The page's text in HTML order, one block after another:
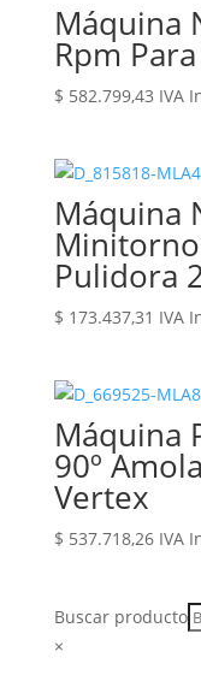
Máquina
Rpm
$ 582.799,43 IVA
Máquina
Pulidora
$ 173.437,31 IVA
Máquina
90º
Vertex
$ 537.718,26 IVA
Buscar producto
×